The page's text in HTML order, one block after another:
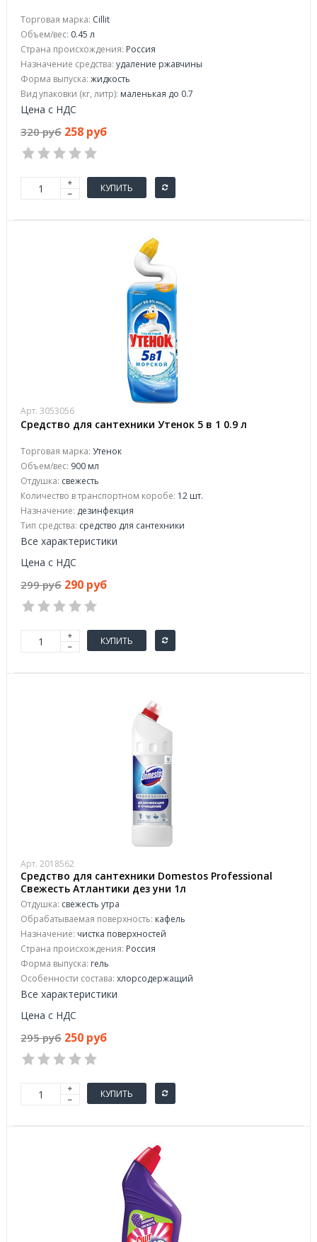
Торговая марка: Cillit
Объем/вес: 0.45 л
Страна происхождения: Россия
Назначение средства: удаление ржавчины
Форма выпуска: жидкость
Вид упаковки (кг, литр): маленькая до 0.7
Цена с НДС
320 руб 258 руб
КУПИТЬ
Арт. 3053056
Средство для сантехники Утенок 5 в 1 0.9 л
Торговая марка: Утенок
Объем/вес: 900 мл
Отдушка: свежесть
Количество в транспортном коробе: 12 шт.
Назначение: дезинфекция
Тип средства: средство для сантехники
Все характеристики
Цена с НДС
299 руб 290 руб
КУПИТЬ
Арт. 2018562
Средство для сантехники Domestos Professional
Свежесть Атлантики дез уни 1л
Отдушка: свежесть утра
Обрабатываемая поверхность: кафель
Назначение: чистка поверхностей
Страна происхождения: Россия
Форма выпуска: гель
Особенности состава: хлорсодержащий
Все характеристики
Цена с НДС
295 руб 250 руб
КУПИТЬ